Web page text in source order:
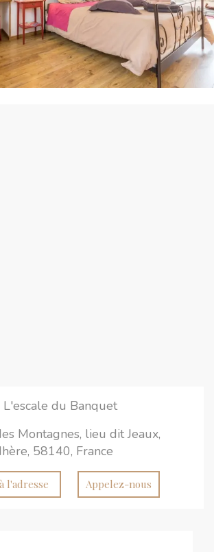
L'escale du Banquet
Montagnes, lieu dit Jeaux,
58140, France
l'adresse Appelez-nous